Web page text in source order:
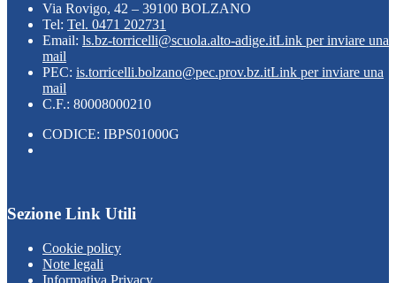
Via Rovigo, 42 – 39100 BOLZANO
Tel: Tel. 0471 202731
Email: ls.bz-torricelli@scuola.alto-adige.itLink per inviare una
mail
PEC: is.torricelli.bolzano@pec.prov.bz.itLink per inviare una
mail
C.F.: 80008000210
CODICE: IBPS01000G
Sezione Link Utili
Cookie policy
Note legali
Informativa Privacy